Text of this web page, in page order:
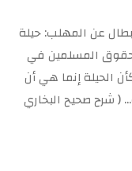
عن المهلب: حيلة
حقوق المسلمين في
الحيلة إنما هي أن
شرح صحيح البخاري